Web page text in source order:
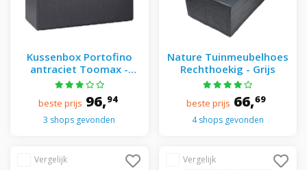
Kussenbox Portofino
antraciet Toomax -
Toomax - Grijs
beste prijs 96,94
3 shops gevonden
Nature Tuinmeubelhoes
Rechthoekig - Grijs
beste prijs 66,69
4 shops gevonden